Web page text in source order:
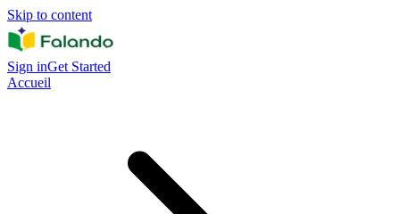
Skip to content
Sign inGet Started
Accueil